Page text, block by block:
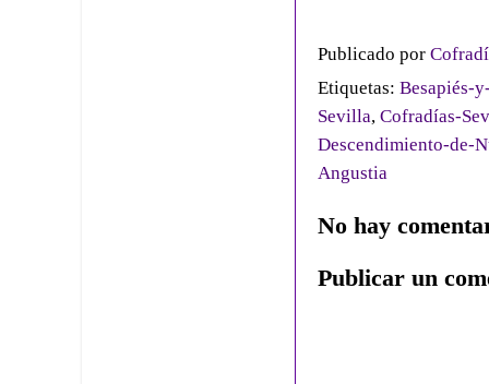
Publicado por
Etiquetas: Besapiés-
Sevilla, Cofradías-
Descendimiento-de-
Angustia
No hay
Publicar un